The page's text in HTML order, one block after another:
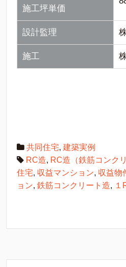
施工坪単価
設計監理
施工
共同住宅, 建築実例
RC造, RC造（鉄筋コンク
住宅, 収益マンション, 収益物
ョン, 鉄筋コンクリート造, １